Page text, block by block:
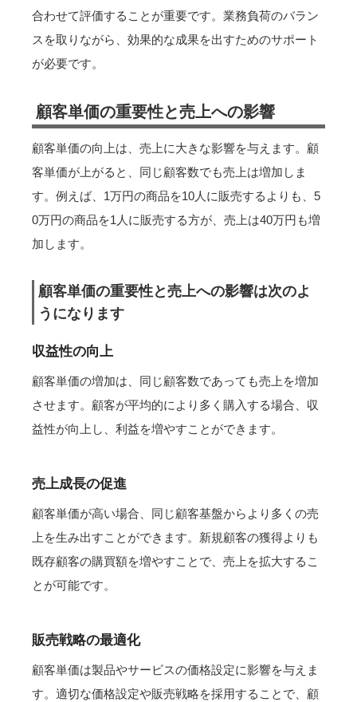
合わせて評価することが重要です。業務負荷のバラン
スを取りながら、効果的な成果を出すためのサポート
が必要です。
顧客単価の重要性と売上への影響
顧客単価の向上は、売上に大きな影響を与えます。顧
客単価が上がると、同じ顧客数でも売上は増加しま
す。例えば、1万円の商品を10人に販売するよりも、5
0万円の商品を1人に販売する方が、売上は40万円も増
加します。
顧客単価の重要性と売上への影響は次のよ
うになります
収益性の向上
顧客単価の増加は、同じ顧客数であっても売上を増加
させます。顧客が平均的により多く購入する場合、収
益性が向上し、利益を増やすことができます。
売上成長の促進
顧客単価が高い場合、同じ顧客基盤からより多くの売
上を生み出すことができます。新規顧客の獲得よりも
既存顧客の購買額を増やすことで、売上を拡大するこ
とが可能です。
販売戦略の最適化
顧客単価は製品やサービスの価格設定に影響を与えま
す。適切な価格設定や販売戦略を採用することで、顧